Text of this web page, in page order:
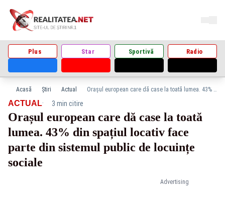
Plus Star Sportivă Radio
Acasă Știri Actual Orașul european care dă case la toată lumea. 43% din spațiul locativ face parte din sistemul public de locuințe sociale
Advertising
ACTUAL· 3 min citire
Orașul european care dă case la toată
lumea. 43% din spațiul locativ face
parte din sistemul public de locuințe
sociale